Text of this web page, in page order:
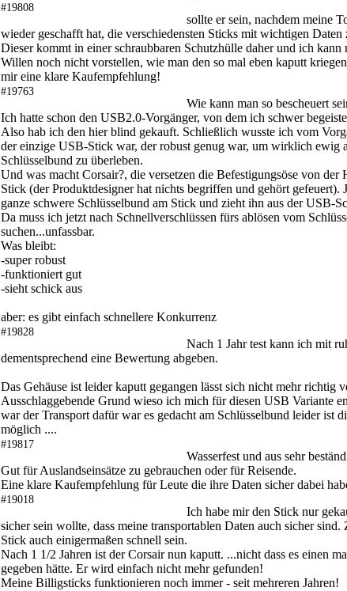
#19808
sollte er sein, nachdem meine
wieder geschafft hat, die verschiedensten Sticks mit wichtigen Daten
Dieser kommt in einer schraubbaren Schutzhülle daher und ich kann
Willen noch nicht vorstellen, wie man den so mal eben kaputt
mir eine klare Kaufempfehlung!
#19763
Wie kann man so bescheuert
Ich hatte schon den USB2.0-Vorgänger, von dem ich schwer
Also hab ich den hier blind gekauft. Schließlich wusste ich vom
der einzige USB-Stick war, der robust genug war, um wirklich ewig
Schlüsselbund zu überleben.
Und was macht Corsair?, die versetzen die Befestigungsöse von der
Stick (der Produktdesigner hat nichts begriffen und gehört gefeuert).
ganze schwere Schlüsselbund am Stick und zieht ihn aus der USB-
Da muss ich jetzt nach Schnellverschlüssen fürs ablösen vom
suchen...unfassbar.
Was bleibt:
-super robust
-funktioniert gut
-sieht schick aus
aber: es gibt einfach schnellere Konkurrenz
#19828
Nach 1 Jahr test kann ich mit
dementsprechend eine Bewertung abgeben.
Das Gehäuse ist leider kaputt gegangen lässt sich nicht mehr richtig
Ausschlaggebende Grund wieso ich mich für diesen USB Variante
war der Transport dafür war es gedacht am Schlüsselbund leider ist
möglich ....
#19817
Wasserfest und aus sehr
Gut für Auslandseinsätze zu gebrauchen oder für Reisende.
Eine klare Kaufempfehlung für Leute die ihre Daten sicher dabei
#19018
Ich habe mir den Stick nur
sicher sein wollte, dass meine transportablen Daten auch sicher sind.
Stick auch einigermaßen schnell sein.
Nach 1 1/2 Jahren ist der Corsair nun kaputt. ...nicht dass es einen
gegeben hätte. Er wird einfach nicht mehr gefunden!
Meine Billigsticks funktionieren noch immer - seit mehreren Jahren!